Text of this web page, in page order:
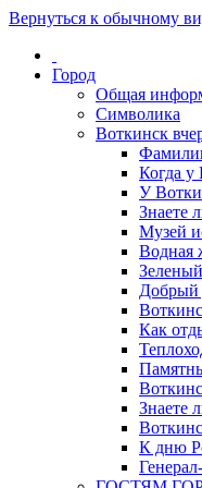
Вернуться к обычному
Город
Общая
Символика
Воткинск
Когда у
У
Знаете
Музей
Водная
Добрый
Как
Знаете
К дню